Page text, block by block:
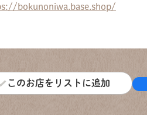
bokunoniwa.base.shop/
このお店をリストに追加